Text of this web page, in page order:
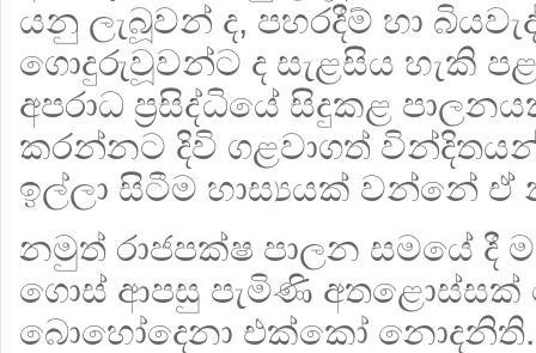
යනු ලැබූවන් ද, පහරදීම් හා
ගොදුරුවූවන්ට ද සැළසිය හැකි
අපරාධ ප්‍රසිද්ධියේ සිදුකළ
කරන්නට දිවි ගළවාගත්
ඉල්ලා සිටීම හාස්‍යයක් වන්නේ ඒ
නමුත් රාජපක්ෂ පාලන සමයේ දී
ගොස් ආපසු පැමිණි අතළොස්සක්
බොහෝදෙනා එක්කෝ